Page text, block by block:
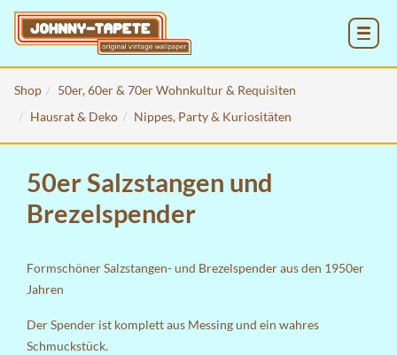
Shop
50er, 60er & 70er Wohnkultur & Requisiten
Hausrat & Deko
Nippes, Party & Kuriositäten
50er Salzstangen und
Brezelspender
Formschöner Salzstangen- und Brezelspender aus den 1950er
Jahren
Der Spender ist komplett aus Messing und ein wahres
Schmuckstück.